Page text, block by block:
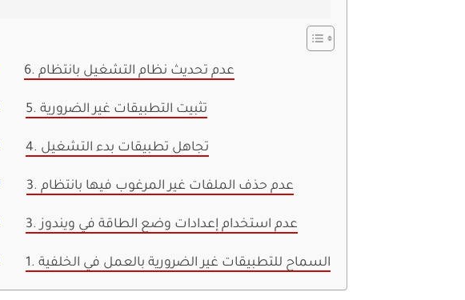
6. عدم تحديث نظام التشغيل بانتظام
5. تثبيت التطبيقات غير الضرورية
4. تجاهل تطبيقات بدء التشغيل
3. عدم حذف الملفات غير المرغوب فيها بانتظام
3. عدم استخدام إعدادات وضع الطاقة في ويندوز
1. السماح للتطبيقات غير الضرورية بالعمل في الخلفية